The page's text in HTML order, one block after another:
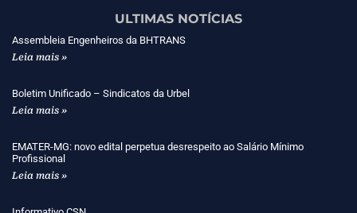
ULTIMAS NOTÍCIAS
Assembleia Engenheiros da BHTRANS
Leia mais »
Boletim Unificado – Sindicatos da Urbel
Leia mais »
EMATER-MG: novo edital perpetua desrespeito ao Salário Mínimo
Profissional
Leia mais »